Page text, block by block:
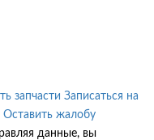
запчасти Записаться на
Оставить жалобу
данные, вы